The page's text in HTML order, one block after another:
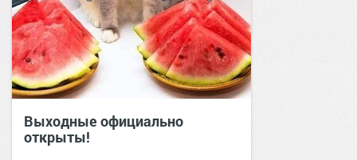
Выходные официально
открыты!